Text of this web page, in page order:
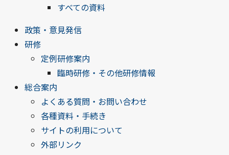
すべての資料
政策・意見発信
研修
定例研修案内
臨時研修・その他研修情報
総合案内
よくある質問・お問い合わせ
各種資料・手続き
サイトの利用について
外部リンク